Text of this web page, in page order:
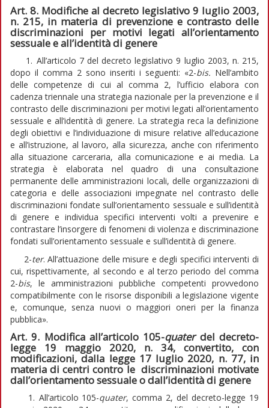
Art. 8. Modifiche al decreto legislativo 9 luglio 2003,
n. 215, in materia di prevenzione e contrasto delle
discriminazioni per motivi legati all’orientamento
sessuale e all’identità di genere
1. All’articolo 7 del decreto legislativo 9 luglio 2003, n. 215,
dopo il comma 2 sono inseriti i seguenti: «2-bis. Nell’ambito
delle competenze di cui al comma 2, l’ufficio elabora con
cadenza triennale una strategia nazionale per la prevenzione e il
contrasto delle discriminazioni per motivi legati all’orientamento
sessuale e all’identità di genere. La strategia reca la definizione
degli obiettivi e l’individuazione di misure relative all’educazione
e all’istruzione, al lavoro, alla sicurezza, anche con riferimento
alla situazione carceraria, alla comunicazione e ai media. La
strategia è elaborata nel quadro di una consultazione
permanente delle amministrazioni locali, delle organizzazioni di
categoria e delle associazioni impegnate nel contrasto delle
discriminazioni fondate sull’orientamento sessuale e sull’identità
di genere e individua specifici interventi volti a prevenire e
contrastare l’insorgere di fenomeni di violenza e discriminazione
fondati sull’orientamento sessuale e sull’identità di genere.
2-ter. All’attuazione delle misure e degli specifici interventi di
cui, rispettivamente, al secondo e al terzo periodo del comma
2-bis, le amministrazioni pubbliche competenti provvedono
compatibilmente con le risorse disponibili a legislazione vigente
e, comunque, senza nuovi o maggiori oneri per la finanza
pubblica».
Art. 9. Modifica all’articolo 105-quater del decreto-
legge 19 maggio 2020, n. 34, convertito, con
modificazioni, dalla legge 17 luglio 2020, n. 77, in
materia di centri contro le discriminazioni motivate
dall’orientamento sessuale o dall’identità di genere
1. All’articolo 105-quater, comma 2, del decreto-legge 19